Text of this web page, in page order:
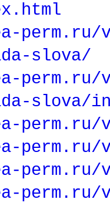
perm.ru/
slova/
perm.ru/
slova/
perm.ru/
perm.ru/
perm.ru/